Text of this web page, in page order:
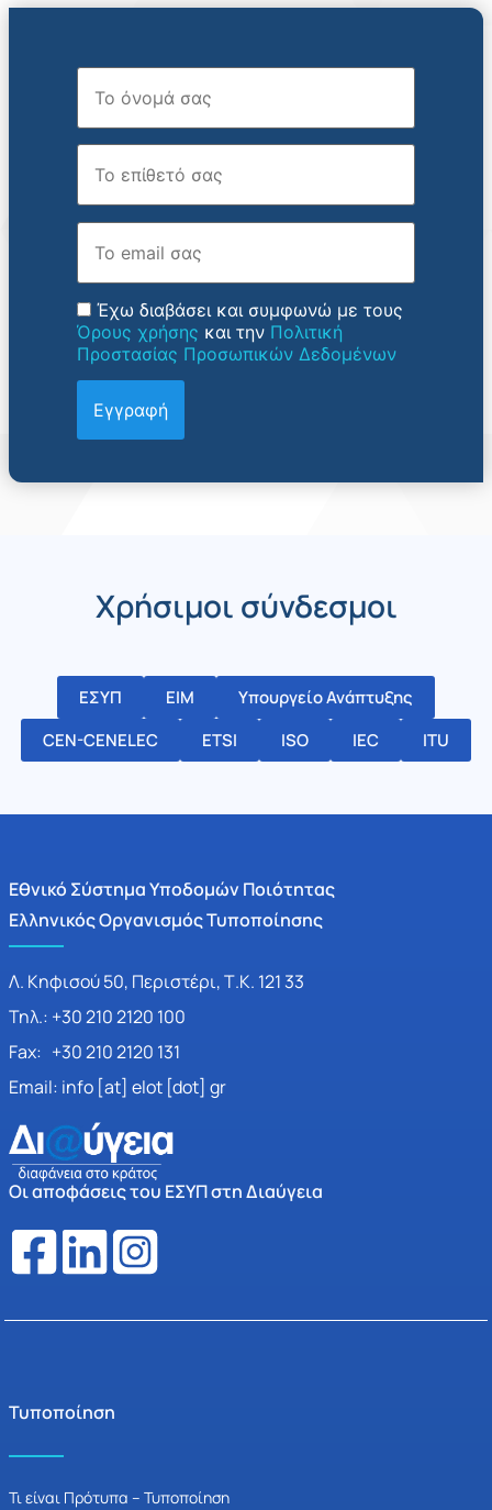
Όνομα
Επώνυμο
Email
Έχω διαβάσει και συμφωνώ με τους
Όρους χρήσης και την Πολιτική
Προστασίας Προσωπικών Δεδομένων
Χρήσιμοι σύνδεσμοι
ΕΣΥΠ ΕΙΜ
Υπουργείο Ανάπτυξης
CEN-CENELEC
ETSI ISO IEC ITU
Εθνικό Σύστημα Υποδομών Ποιότητας
Ελληνικός Οργανισμός Τυποποίησης
Λ. Κηφισού 50, Περιστέρι, Τ.Κ. 121 33
Τηλ.: +30 210 2120 100
Fax: +30 210 2120 131
Email: info [at] elot [dot] gr
Οι αποφάσεις του ΕΣΥΠ στη Διαύγεια
Τυποποίηση
Τι είναι Πρότυπα – Τυποποίηση